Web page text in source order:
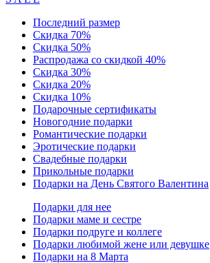
Последний размер
Скидка 70%
Скидка 50%
Распродажа со скидкой 40%
Скидка 30%
Скидка 20%
Скидка 10%
Подарочные сертификаты
Новогодние подарки
Романтические подарки
Эротические подарки
Свадебные подарки
Прикольные подарки
Подарки на День Святого Валентина
Подарки для нее
Подарки маме и сестре
Подарки подруге и коллеге
Подарки любимой жене или девушке
Подарки на 8 Марта